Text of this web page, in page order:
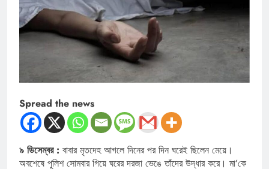
Spread the news
৯ ডিসেম্বর : বাবার মৃতদেহ আগলে দিনের পর দিন ঘরেই ছিলেন মেয়ে।
অবশেষে পুলিশ সোমবার গিয়ে ঘরের দরজা ভেঙে তাঁদের উদ্ধার করে। মা’কে